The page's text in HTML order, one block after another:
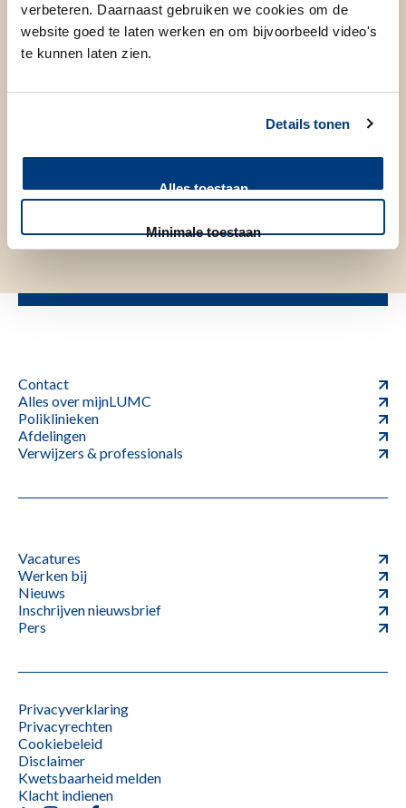
verbeteren. Daarnaast gebruiken we cookies om de
website goed te laten werken en om bijvoorbeeld video's
te kunnen laten zien.
Details tonen
Alles toestaan
Minimale toestaan
Contact
Alles over mijnLUMC
Poliklinieken
Afdelingen
Verwijzers & professionals
Vacatures
Werken bij
Nieuws
Inschrijven nieuwsbrief
Pers
Privacyverklaring
Privacyrechten
Cookiebeleid
Disclaimer
Kwetsbaarheid melden
Klacht indienen